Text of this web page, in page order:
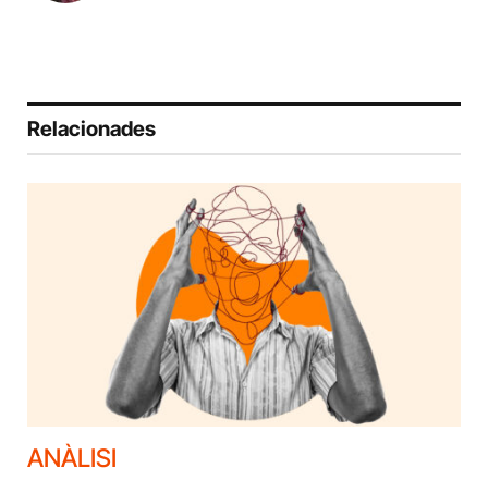
Relacionades
ANÀLISI